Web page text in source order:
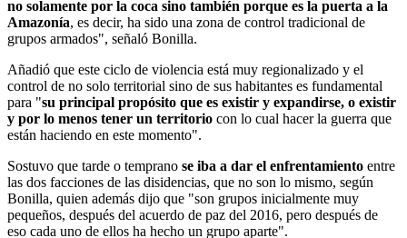
no solamente por la coca sino también porque es la puerta a la
Amazonía, es decir, ha sido una zona de control tradicional de
grupos armados", señaló Bonilla.
Añadió que este ciclo de violencia está muy regionalizado y el
control de no solo territorial sino de sus habitantes es fundamental
para "su principal propósito que es existir y expandirse, o existir
y por lo menos tener un territorio con lo cual hacer la guerra que
están haciendo en este momento".
Sostuvo que tarde o temprano se iba a dar el enfrentamiento entre
las dos facciones de las disidencias, que no son lo mismo, según
Bonilla, quien además dijo que "son grupos inicialmente muy
pequeños, después del acuerdo de paz del 2016, pero después de
eso cada uno de ellos ha hecho un grupo aparte".